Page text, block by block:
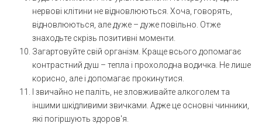
нервові клітини не відновлюються. Хоча, говорять,
відновлюються, але дуже – дуже повільно. Отже
знаходьте скрізь позитивні моменти.
Загартовуйте свій організм. Краще всього допомагає
контрастний душ – тепла і прохолодна водичка. Не лише
корисно, але і допомагає прокинутися.
І звичайно не паліть, не зловживайте алкоголем та
іншими шкідливими звичками. Адже це основні чинники,
які погіршують здоров'я.